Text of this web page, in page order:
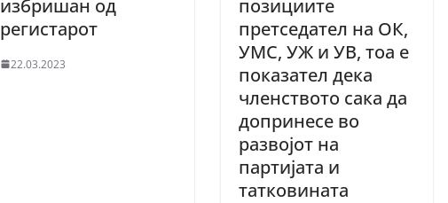
избришан од
регистарот
22.03.2023
позициите
претседател на ОК,
УМС, УЖ и УВ, тоа е
показател дека
членството сака да
допринесе во
развојот на
партијата и
татковината